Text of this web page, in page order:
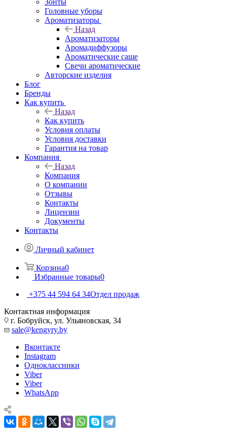
Зонты
Головные уборы
Ароматизаторы
Назад
Ароматизаторы
Аромадиффузоры
Ароматические саше
Свечи ароматические
Авторские изделия
Блог
Бренды
Как купить
Назад
Как купить
Условия оплаты
Условия доставки
Гарантия на товар
Компания
Назад
Компания
О компании
Отзывы
Контакты
Лицензии
Документы
Контакты
Личный кабинет
Корзина0
Избранные товары0
+375 44 594 64 34Отдел продаж
Контактная информация
г. Бобруйск, ул. Ульяновская, 34
sale@kengyry.by
Вконтакте
Instagram
Одноклассники
Viber
Viber
WhatsApp